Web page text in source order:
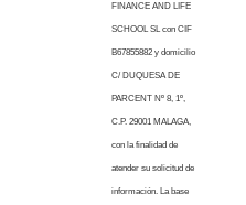
FINANCE AND LIFE
SCHOOL SL con CIF
B67855882 y domicilio
C/ DUQUESA DE
PARCENT Nº 8, 1º,
C.P. 29001 MALAGA,
con la finalidad de
atender su solicitud de
información. La base